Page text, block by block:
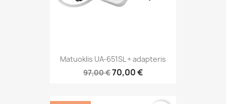
Matuoklis UA-651SL + adapteris
97,00 €70,00 €